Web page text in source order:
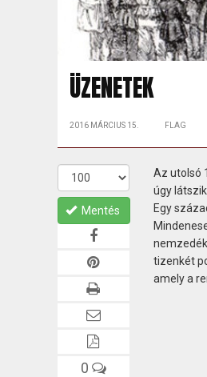
ÜZENETEK
2016 MÁRCIUS 15. FLAG
Mentés
0
Az utolsó
úgy
Egy
tizenkét
amely a